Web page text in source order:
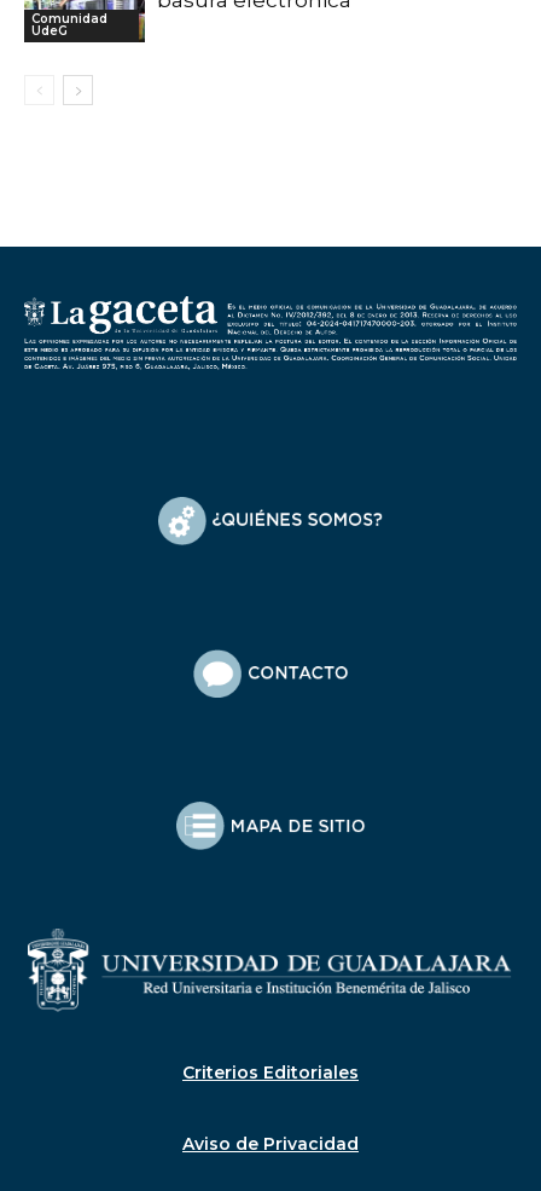
Comunidad
UdeG
Criterios Editoriales
Aviso de Privacidad